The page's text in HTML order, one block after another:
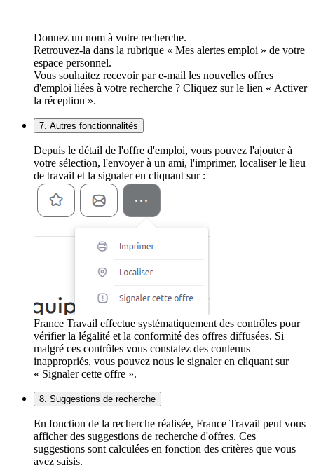
Donnez un nom à votre recherche.
Retrouvez-la dans la rubrique « Mes alertes emploi » de votre
espace personnel.
Vous souhaitez recevoir par e-mail les nouvelles offres
d'emploi liées à votre recherche ? Cliquez sur le lien « Activer
la réception ».
7. Autres fonctionnalités
Depuis le détail de l'offre d'emploi, vous pouvez l'ajouter à
votre sélection, l'envoyer à un ami, l'imprimer, localiser le lieu
de travail et la signaler en cliquant sur :
France Travail effectue systématiquement des contrôles pour
vérifier la légalité et la conformité des offres diffusées. Si
malgré ces contrôles vous constatez des contenus
inappropriés, vous pouvez nous le signaler en cliquant sur
« Signaler cette offre ».
8. Suggestions de recherche
En fonction de la recherche réalisée, France Travail peut vous
afficher des suggestions de recherche d'offres. Ces
suggestions sont calculées en fonction des critères que vous
avez saisis.